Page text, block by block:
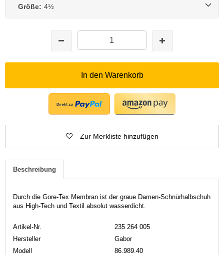
Größe: 4½
In den Warenkorb
Zur Merkliste hinzufügen
Beschreibung
Durch die Gore-Tex Membran ist der graue Damen-Schnürhalbschuh
aus High-Tech und Textil absolut wasserdicht.
Artikel-Nr.
235 264 005
Hersteller
Gabor
Modell
86.989.40